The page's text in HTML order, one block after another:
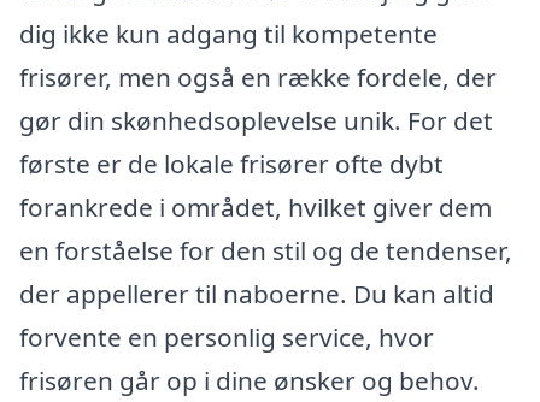
dig ikke kun adgang til kompetente
frisører, men også en række fordele, der
gør din skønhedsoplevelse unik. For det
første er de lokale frisører ofte dybt
forankrede i området, hvilket giver dem
en forståelse for den stil og de tendenser,
der appellerer til naboerne. Du kan altid
forvente en personlig service, hvor
frisøren går op i dine ønsker og behov.